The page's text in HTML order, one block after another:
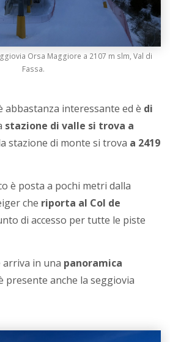
Orsa Maggiore a 2107 m slm, Val di
Fassa.
abbastanza interessante ed è di
stazione di valle si trova a
stazione di monte si trova a 2419
è posta a pochi metri dalla
che riporta al Col de
di accesso per tutte le piste
arriva in una panoramica
presente anche la seggiovia